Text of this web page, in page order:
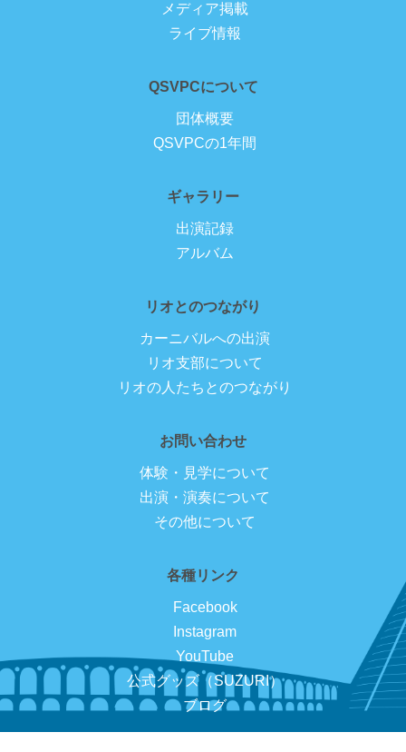
メディア掲載
ライブ情報
QSVPCについて
団体概要
QSVPCの1年間
ギャラリー
出演記録
アルバム
リオとのつながり
カーニバルへの出演
リオ支部について
リオの人たちとのつながり
お問い合わせ
体験・見学について
出演・演奏について
その他について
各種リンク
Facebook
Instagram
YouTube
公式グッズ（SUZURI）
ブログ